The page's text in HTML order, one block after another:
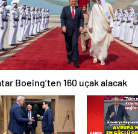
çok
ederim
Boeing’ten 160 uçak alacak